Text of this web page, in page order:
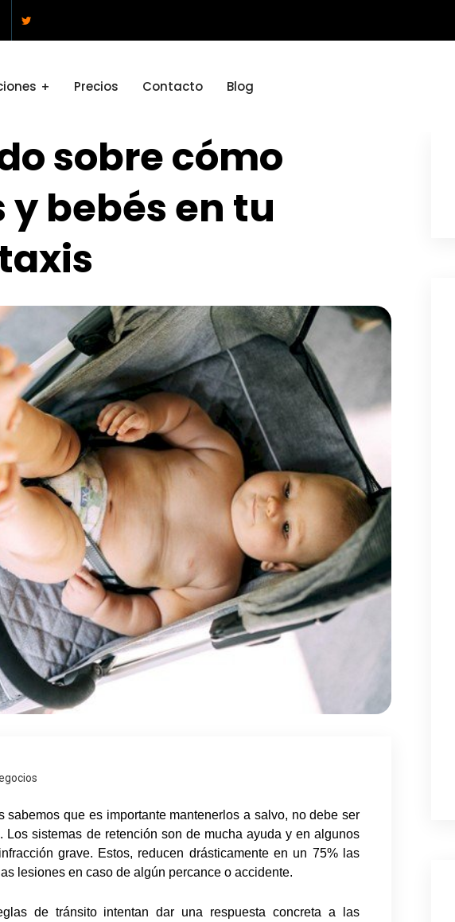
Precios Contacto Blog
sobre cómo
bebés en tu
que es importante mantenerlos a salvo, no debe ser
. Los sistemas de retención son de mucha ayuda y en algunos
grave. Estos, reducen drásticamente en un 75% las
lesiones en caso de algún percance o accidente.
de tránsito intentan dar una respuesta concreta a las